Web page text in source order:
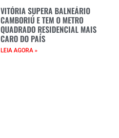
VITÓRIA SUPERA BALNEÁRIO
CAMBORIÚ E TEM O METRO
QUADRADO RESIDENCIAL MAIS
CARO DO PAÍS
LEIA AGORA »